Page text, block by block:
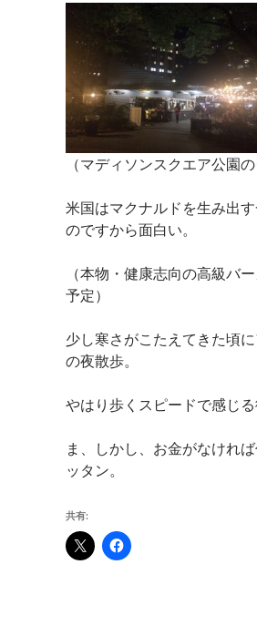
（マディソンスクエア公園
米国はマクナルドを生み出
のですから面白い。
（本物・健康志向の高級バ
予定）
少し寒さがこたえてきた頃
の夜散歩。
やはり歩くスピードで感じ
ま、しかし、お金がなけれ
ッタン。
共有: